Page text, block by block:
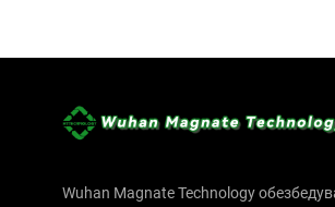
Wuhan Magnate Technology